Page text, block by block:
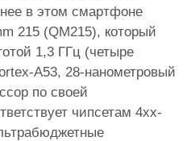
в этом смартфоне
215 (QM215), который
1,3 ГГц (четыре
A53, 28-нанометровый
по своей
чипсетам 4хх-